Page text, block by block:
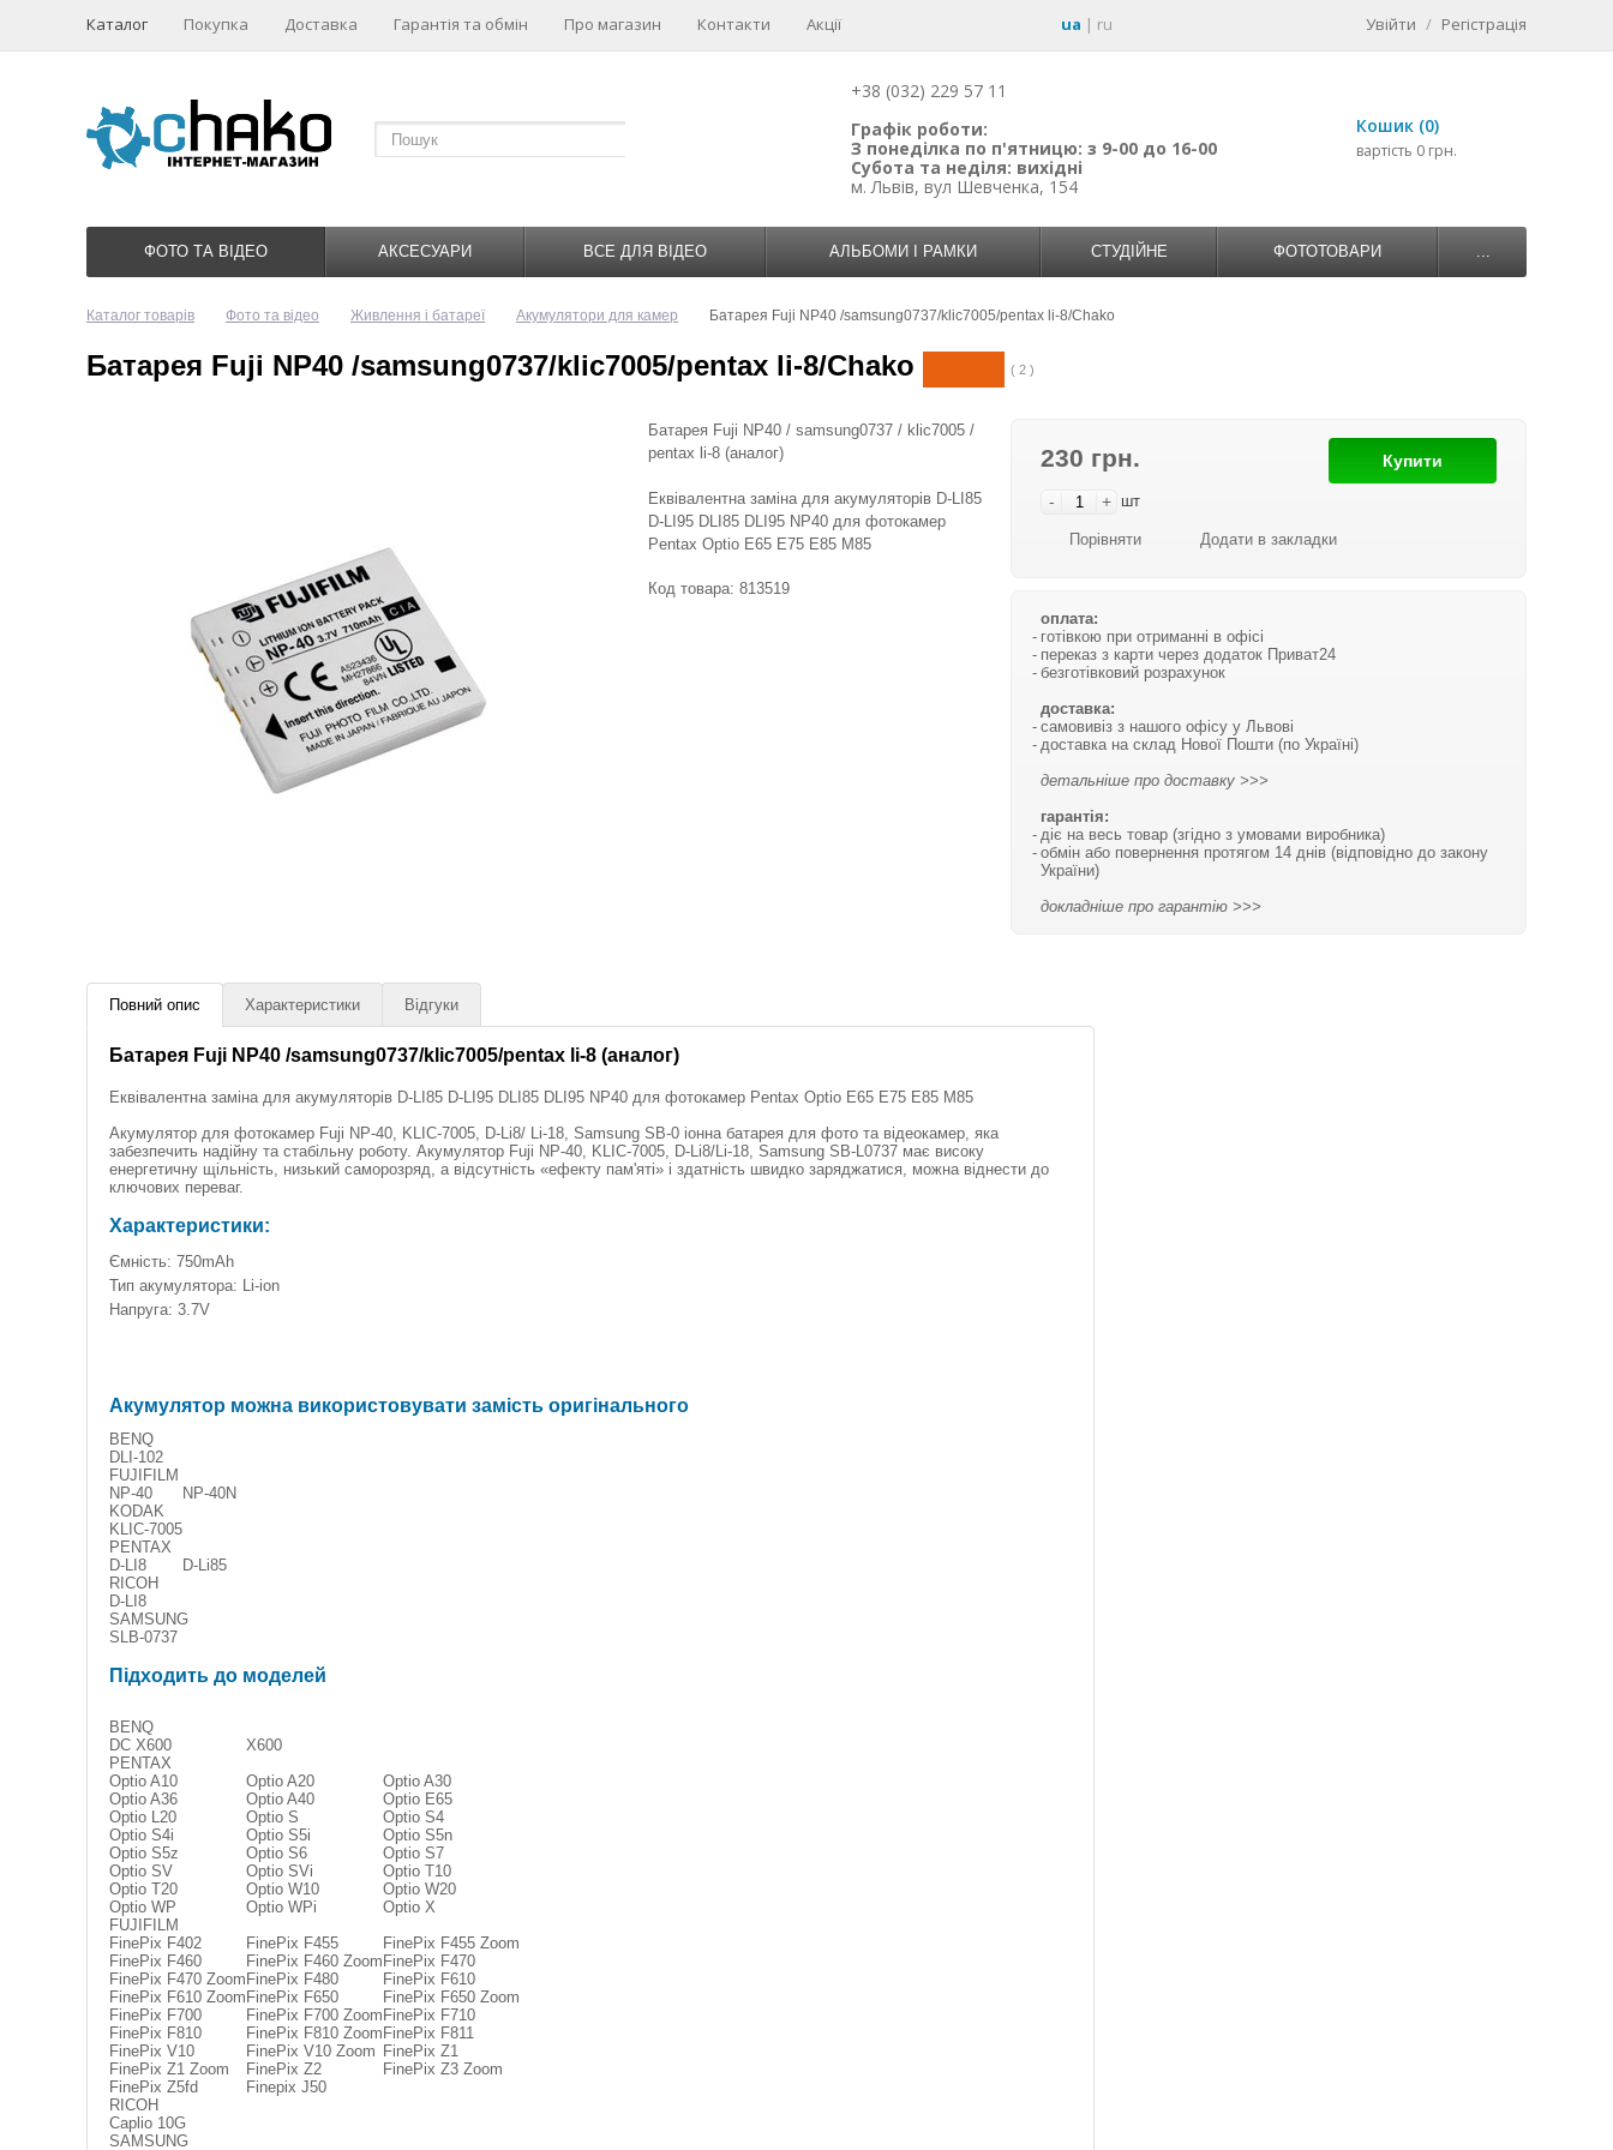
Каталог Покупка Доставка Гарантія та обмін Про магазин Контакти Акції ua | ru Увійти / Регістрація
+38 (032) 229 57 11
Графік роботи:
З понеділка по п'ятницю: з 9-00 до 16-00
Субота та неділя: вихідні
м. Львів, вул Шевченка, 154
Кошик (0)
вартість 0 грн.
ФОТО ТА ВІДЕО АКСЕСУАРИ ВСЕ ДЛЯ ВІДЕО АЛЬБОМИ І РАМКИ СТУДІЙНЕ ФОТОТОВАРИ ...
Каталог товарів Фото та відео Живлення і батареї Акумулятори для камер Батарея Fuji NP40 /samsung0737/klic7005/pentax li-8/Chako
Батарея Fuji NP40 /samsung0737/klic7005/pentax li-8/Chako ( 2 )
230 грн.
- + шт
Купити
Порівняти Додати в закладки
оплата:
готівкою при отриманні в офісі
переказ з карти через додаток Приват24
безготівковий розрахунок
доставка:
самовивіз з нашого офісу у Львові
доставка на склад Нової Пошти (по Україні)
детальніше про доставку >>>
гарантія:
діє на весь товар (згідно з умовами виробника)
обмін або повернення протягом 14 днів (відповідно до закону
України)
докладніше про гарантію >>>
Батарея Fuji NP40 / samsung0737 / klic7005 /
pentax li-8 (аналог)
Еквівалентна заміна для акумуляторів D-LI85
D-LI95 DLI85 DLI95 NP40 для фотокамер
Pentax Optio E65 E75 E85 M85
Код товара: 813519
Повний опис Характеристики Відгуки
Батарея Fuji NP40 /samsung0737/klic7005/pentax li-8 (аналог)
Еквівалентна заміна для акумуляторів D-LI85 D-LI95 DLI85 DLI95 NP40 для фотокамер Pentax Optio E65 E75 E85 M85
Акумулятор для фотокамер Fuji NP-40, KLIC-7005, D-Li8/ Li-18, Samsung SB-0 іонна батарея для фото та відеокамер, яка
забезпечить надійну та стабільну роботу. Акумулятор Fuji NP-40, KLIC-7005, D-Li8/Li-18, Samsung SB-L0737 має високу
енергетичну щільність, низький саморозряд, а відсутність «ефекту пам'яті» і здатність швидко заряджатися, можна віднести до
ключових переваг.
Характеристики:
Ємність: 750mAh
Тип акумулятора: Li-ion
Напруга: 3.7V
Акумулятор можна використовувати замість оригінального
BENQ
DLI-102
FUJIFILM
NP-40
NP-40N
KODAK
KLIC-7005
PENTAX
D-LI8
D-Li85
RICOH
D-LI8
SAMSUNG
SLB-0737
Підходить до моделей
BENQ
DC X600
X600
PENTAX
Optio A10
Optio A20
Optio A30
Optio A36
Optio A40
Optio E65
Optio L20
Optio S
Optio S4
Optio S4i
Optio S5i
Optio S5n
Optio S5z
Optio S6
Optio S7
Optio SV
Optio SVi
Optio T10
Optio T20
Optio W10
Optio W20
Optio WP
Optio WPi
Optio X
FUJIFILM
FinePix F402
FinePix F455
FinePix F455 Zoom
FinePix F460
FinePix F460 Zoom FinePix F470
FinePix F470 Zoom FinePix F480
FinePix F610
FinePix F610 Zoom FinePix F650
FinePix F650 Zoom
FinePix F700
FinePix F700 Zoom FinePix F710
FinePix F810
FinePix F810 Zoom FinePix F811
FinePix V10
FinePix V10 Zoom FinePix Z1
FinePix Z1 Zoom
FinePix Z2
FinePix Z3 Zoom
FinePix Z5fd
Finepix J50
RICOH
Caplio 10G
SAMSUNG